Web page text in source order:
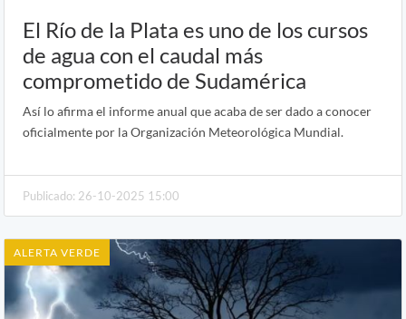
El Río de la Plata es uno de los cursos
de agua con el caudal más
comprometido de Sudamérica
Así lo afirma el informe anual que acaba de ser dado a conocer
oficialmente por la Organización Meteorológica Mundial.
Publicado: 26-10-2025 15:00
ALERTA VERDE